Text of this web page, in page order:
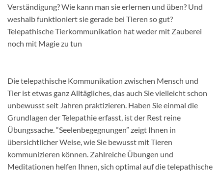
Verständigung? Wie kann man sie erlernen und üben? Und
weshalb funktioniert sie gerade bei Tieren so gut?
Telepathische Tierkommunikation hat weder mit Zauberei
noch mit Magie zu tun
Die telepathische Kommunikation zwischen Mensch und
Tier ist etwas ganz Alltägliches, das auch Sie vielleicht schon
unbewusst seit Jahren praktizieren. Haben Sie einmal die
Grundlagen der Telepathie erfasst, ist der Rest reine
Übungssache. “Seelenbegegnungen” zeigt Ihnen in
übersichtlicher Weise, wie Sie bewusst mit Tieren
kommunizieren können. Zahlreiche Übungen und
Meditationen helfen Ihnen, sich optimal auf die telepathische